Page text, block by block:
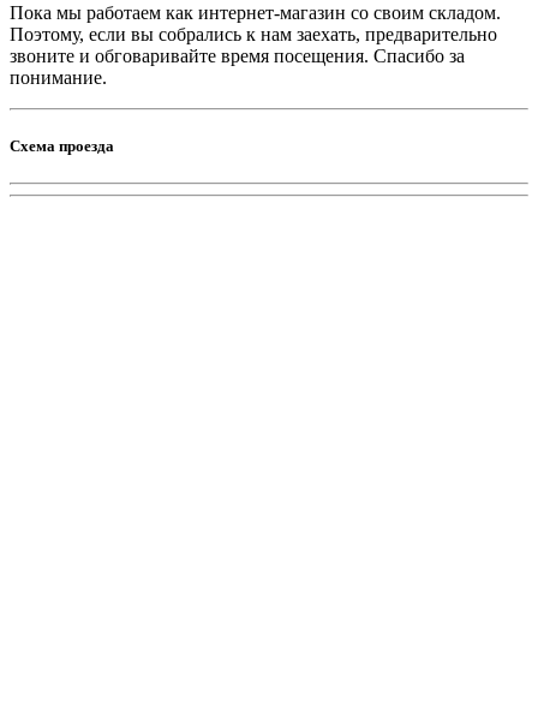
Пока мы работаем как интернет-магазин со своим складом.
Поэтому, если вы собрались к нам заехать, предварительно
звоните и обговаривайте время посещения. Спасибо за
понимание.
Схема проезда